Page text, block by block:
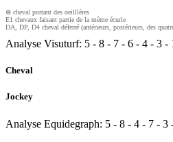
⊗ cheval portant des oeilllères
E1 chevaux faisant partie de la même écurie
DA, DP, D4 cheval déferré (antérieurs, postérieurs, des
Analyse Visuturf: 5 - 8 - 7 - 6 - 4 - 3 -
Cheval
Jockey
Analyse Equidegraph: 5 - 8 - 4 - 7 - 3